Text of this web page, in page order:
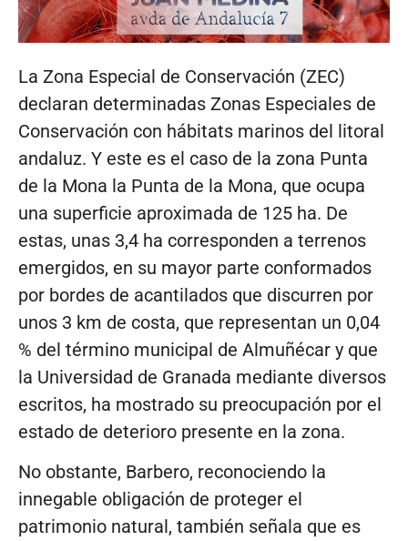
La Zona Especial de Conservación (ZEC)
declaran determinadas Zonas Especiales de
Conservación con hábitats marinos del litoral
andaluz. Y este es el caso de la zona Punta
de la Mona la Punta de la Mona, que ocupa
una superficie aproximada de 125 ha. De
estas, unas 3,4 ha corresponden a terrenos
emergidos, en su mayor parte conformados
por bordes de acantilados que discurren por
unos 3 km de costa, que representan un 0,04
% del término municipal de Almuñécar y que
la Universidad de Granada mediante diversos
escritos, ha mostrado su preocupación por el
estado de deterioro presente en la zona.
No obstante, Barbero, reconociendo la
innegable obligación de proteger el
patrimonio natural, también señala que es